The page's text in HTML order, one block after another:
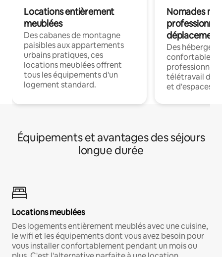
Locations entièrement
meublées
Des cabanes de montagne
paisibles aux appartements
urbains pratiques, ces
locations meublées offrent
tous les équipements d'un
logement standard.
Nomades
déplacement
Des
confortables
professionnels
télétravail
et d'espaces
Équipements et avantages des séjours
longue durée
Locations meublées
Des logements entièrement meublés avec une cuisine,
le wifi et les équipements dont vous avez besoin pour
vous installer confortablement pendant un mois ou